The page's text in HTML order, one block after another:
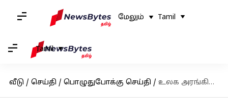
மேலும் Tamil
Tamil
வீடு / செய்தி / பொழுதுபோக்கு செய்தி / உலக அரங்கில் விருதுகளை குவிக்கும் RRR திரைப்படம்